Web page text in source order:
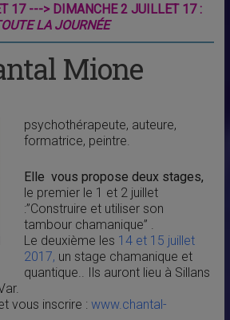
17 ---> DIMANCHE 2 JUILLET 17 :
LA JOURNÉE
Mione
psychothérapeute, auteure,
formatrice, peintre.
Elle vous propose deux stages,
le premier le 1 et 2 juillet
:”Construire et utiliser son
tambour chamanique” .
Le deuxième les 14 et 15 juillet
2017, un stage chamanique et
quantique.. Ils auront lieu à Sillans
vous inscrire : www.chantal-